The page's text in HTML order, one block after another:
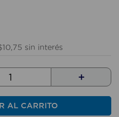
10,75 sin interés
＋
AL CARRITO